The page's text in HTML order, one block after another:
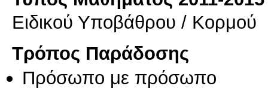
Ειδικού Υποβάθρου / Κορμού
Τρόπος Παράδοσης
Πρόσωπο με πρόσωπο